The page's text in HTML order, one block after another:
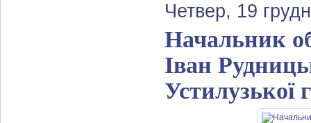
Четвер, 19
Начальник
Іван
Устилузької